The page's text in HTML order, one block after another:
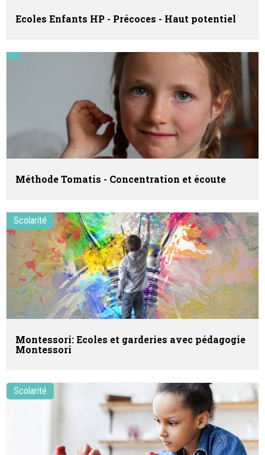
Ecoles Enfants HP - Précoces - Haut potentiel
Méthode Tomatis - Concentration et écoute
Scolarité
Montessori: Ecoles et garderies avec pédagogie
Montessori
Scolarité